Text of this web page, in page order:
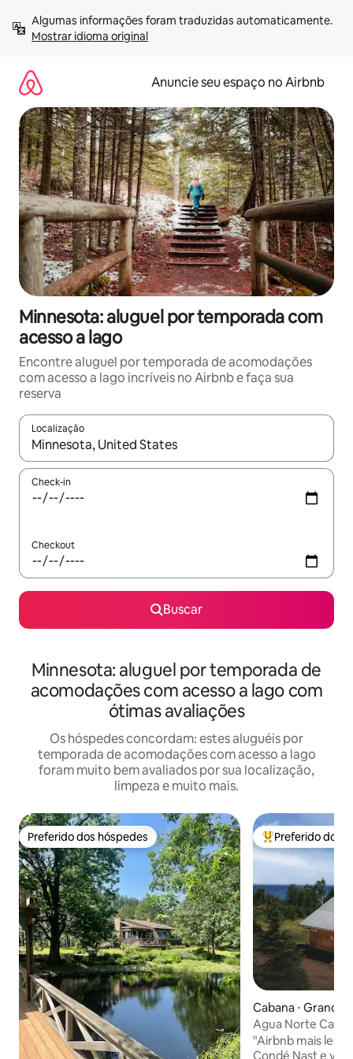
para
Mostrar idioma original
Anuncie seu espaço no Airbnb
Minnesota: aluguel por temporada com
acesso a lago
Encontre aluguel por temporada de acomodações
com acesso a lago incríveis no Airbnb e faça sua
reserva
Localização
Quando os resultados estiverem disponíveis, explore-os
Check-in
Checkout
Buscar
Minnesota: aluguel por temporada de
acomodações com acesso a lago com
ótimas avaliações
Os hóspedes concordam: estes aluguéis por
temporada de acomodações com acesso a lago
foram muito bem avaliados por sua localização,
limpeza e muito mais.
Preferido dos hóspedes
Preferido dos hóspedes Entre os
Preferido dos
Cabana ⋅ Grand
Agua Norte
Superior e sauna
"Airbnb mais
Condé Nast e